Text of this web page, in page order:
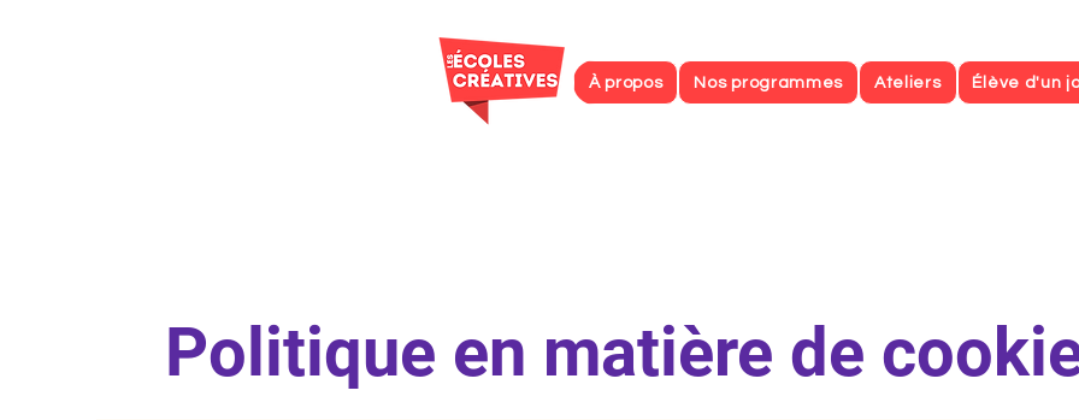
À propos Nos programmes Ateliers Élève d'un
Politique en matière de